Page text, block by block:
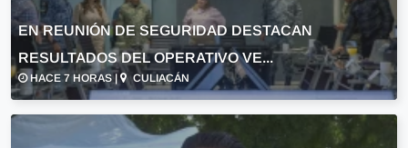
EN REUNIÓN DE SEGURIDAD DESTACAN
RESULTADOS DEL OPERATIVO VE...
HACE 7 HORAS | CULIACÁN